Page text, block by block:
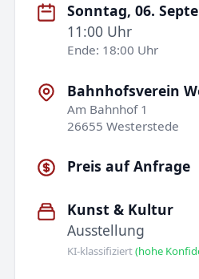
Sonntag, 06.
11:00 Uhr
Ende: 18:00 Uhr
Bahnhofsverein
Am Bahnhof 1
26655 Westerstede
Preis auf Anfrage
Kunst & Kultur
Ausstellung
KI-klassifiziert(hohe